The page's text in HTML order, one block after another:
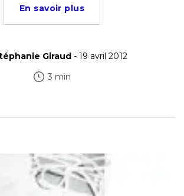
En savoir plus
Giraud - 19 avril 2012
3 min